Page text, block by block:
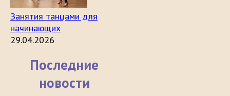
Занятия танцами для
начинающих
29.04.2026
Последние
новости